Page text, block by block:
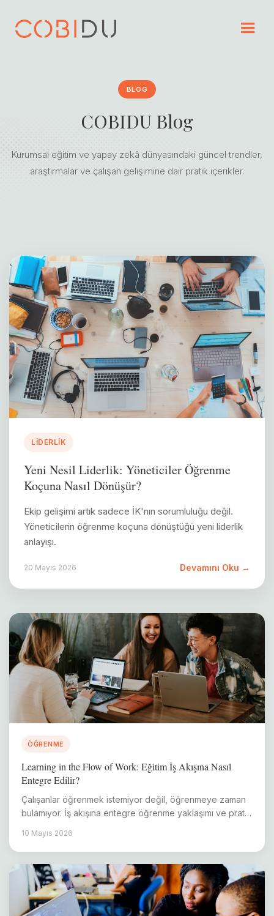
BLOG
COBIDU Blog
Kurumsal eğitim ve yapay zekâ dünyasındaki güncel trendler,
araştırmalar ve çalışan gelişimine dair pratik içerikler.
LIDERLIK
Yeni Nesil Liderlik: Yöneticiler Öğrenme
Koçuna Nasıl Dönüşür?
Ekip gelişimi artık sadece İK'nın sorumluluğu değil.
Yöneticilerin öğrenme koçuna dönüştüğü yeni liderlik
anlayışı.
20 Mayıs 2026 Devamını Oku →
ÖĞRENME
Learning in the Flow of Work: Eğitim İş Akışına Nasıl
Entegre Edilir?
Çalışanlar öğrenmek istemiyor değil, öğrenmeye zaman
bulamıyor. İş akışına entegre öğrenme yaklaşımı ve pratik
10 Mayıs 2026